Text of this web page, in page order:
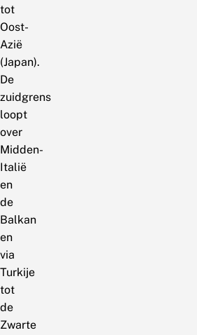
tot
Oost-
Azië
(Japan).
De
zuidgrens
loopt
over
Midden-
Italië
en
de
Balkan
en
via
Turkije
tot
de
Zwarte